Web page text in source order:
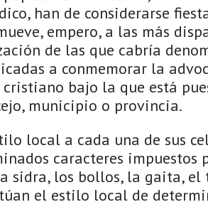
han de considerarse
empero, a las más
de las que cabría
a conmemorar la
bajo la que está
municipio o provincia.
local a cada una de sus
caracteres impuestos
sidra, los bollos, la gaita,
el estilo local de